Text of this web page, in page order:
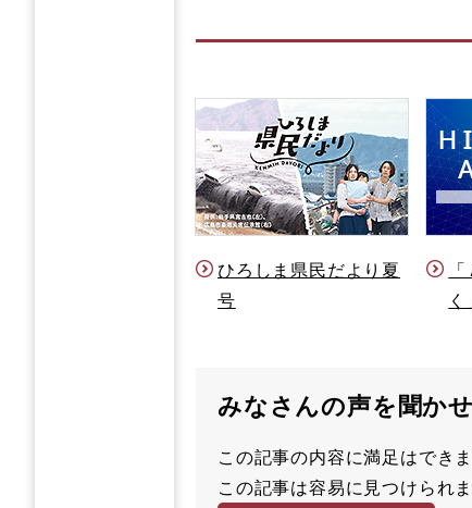
ひろしま県民だより夏
号
みなさんの声を聞か
満
足
この記事の内容に満足はでき
容
この記事は容易に見つけられ